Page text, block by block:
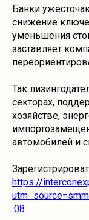
Банки
снижение
уменьшения
заставляет
Так
секторах,
хозяйстве,
автомобилей и
https://
.08